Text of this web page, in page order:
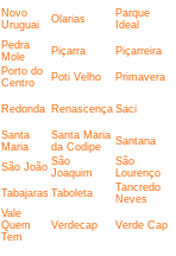
Novo
Uruguai
Olarias
Parque
Ideal
Pedra
Mole
Piçarra Piçarreira
Porto do
Centro
Poti Velho Primavera
Redonda Renascença Saci
Santa
Maria
Santa Maria
da Codipe
Santana
São João São
Joaquim
São
Lourenço
Tabajaras Taboleta
Tancredo
Neves
Vale
Quem
Tem
Verdecap Verde Cap